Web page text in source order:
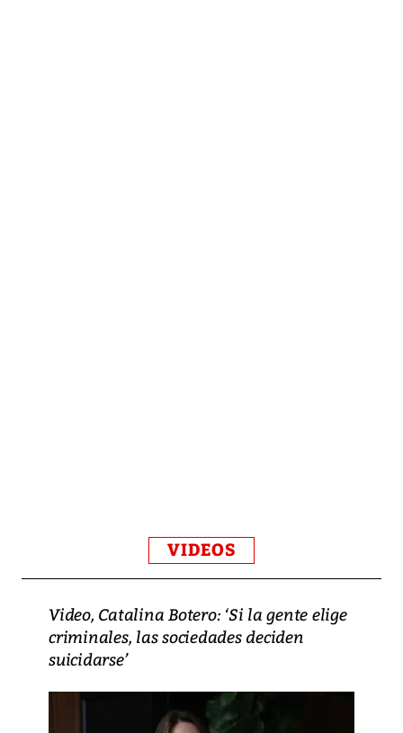
VIDEOS
Video, Catalina Botero: ‘Si la gente elige
criminales, las sociedades deciden
suicidarse’